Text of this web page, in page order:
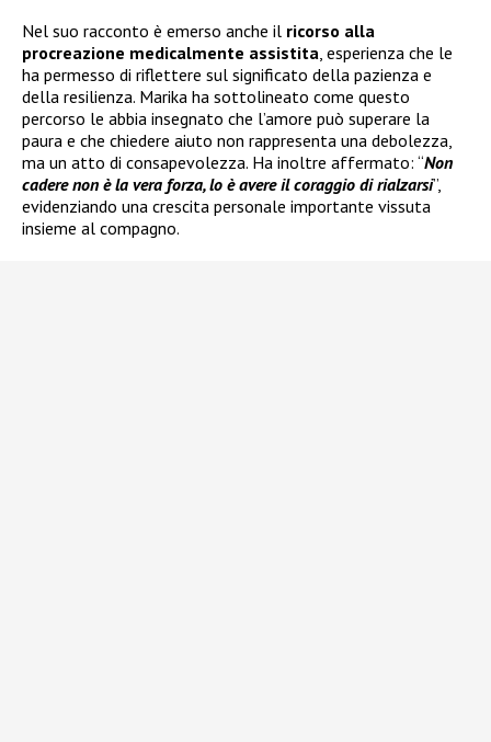
Nel suo racconto è emerso anche il ricorso alla
procreazione medicalmente assistita, esperienza che le
ha permesso di riflettere sul significato della pazienza e
della resilienza. Marika ha sottolineato come questo
percorso le abbia insegnato che l’amore può superare la
paura e che chiedere aiuto non rappresenta una debolezza,
ma un atto di consapevolezza. Ha inoltre affermato: “Non
cadere non è la vera forza, lo è avere il coraggio di rialzarsi”,
evidenziando una crescita personale importante vissuta
insieme al compagno.